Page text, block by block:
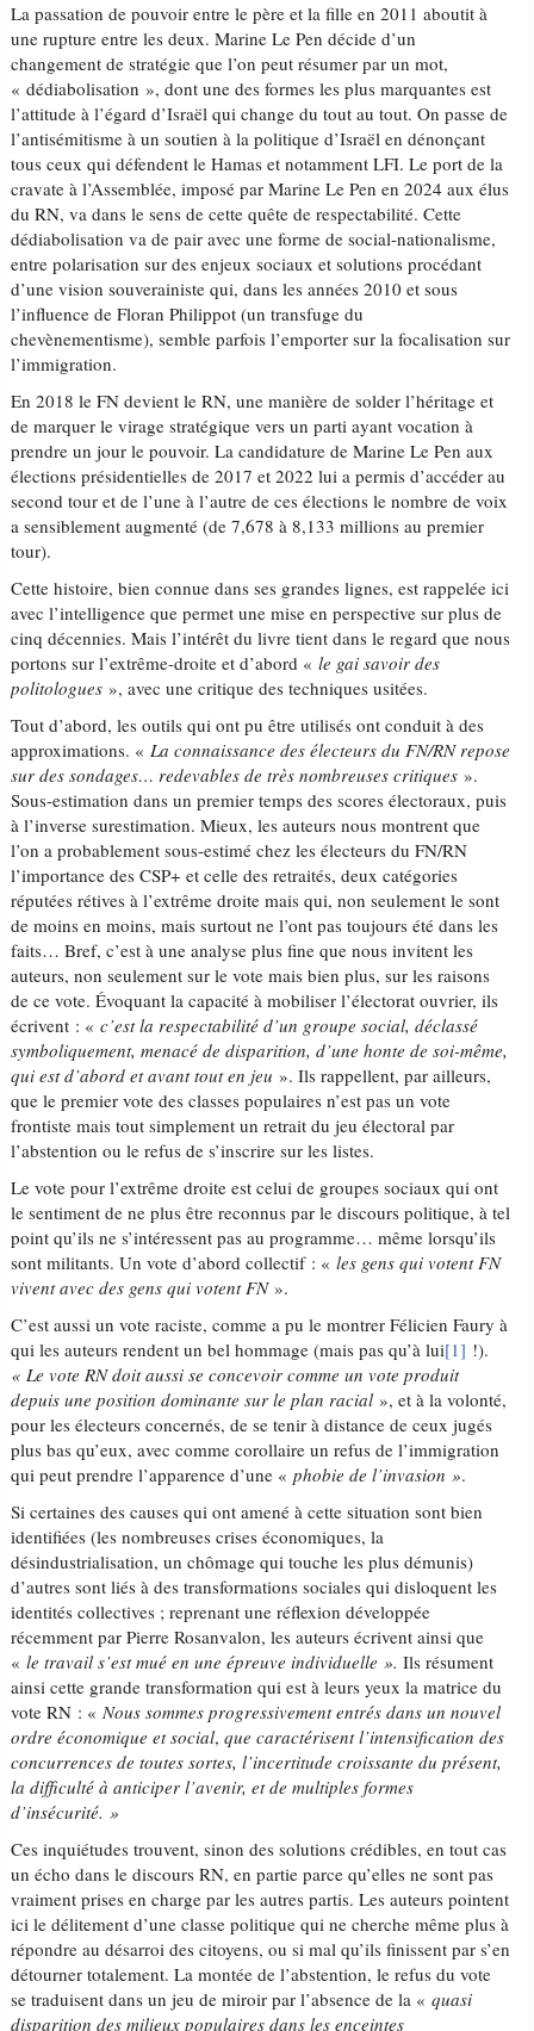
La passation de pouvoir entre le père et la fille en 2011 aboutit à
une rupture entre les deux. Marine Le Pen décide d’un
changement de stratégie que l’on peut résumer par un mot,
« dédiabolisation », dont une des formes les plus marquantes est
l’attitude à l’égard d’Israël qui change du tout au tout. On passe de
l’antisémitisme à un soutien à la politique d’Israël en dénonçant
tous ceux qui défendent le Hamas et notamment LFI. Le port de la
cravate à l’Assemblée, imposé par Marine Le Pen en 2024 aux élus
du RN, va dans le sens de cette quête de respectabilité. Cette
dédiabolisation va de pair avec une forme de social-nationalisme,
entre polarisation sur des enjeux sociaux et solutions procédant
d’une vision souverainiste qui, dans les années 2010 et sous
l’influence de Floran Philippot (un transfuge du
chevènementisme), semble parfois l’emporter sur la focalisation sur
l’immigration.
En 2018 le FN devient le RN, une manière de solder l’héritage et
de marquer le virage stratégique vers un parti ayant vocation à
prendre un jour le pouvoir. La candidature de Marine Le Pen aux
élections présidentielles de 2017 et 2022 lui a permis d’accéder au
second tour et de l’une à l’autre de ces élections le nombre de voix
a sensiblement augmenté (de 7,678 à 8,133 millions au premier
tour).
Cette histoire, bien connue dans ses grandes lignes, est rappelée ici
avec l’intelligence que permet une mise en perspective sur plus de
cinq décennies. Mais l’intérêt du livre tient dans le regard que nous
portons sur l’extrême-droite et d’abord «le gai savoir des
politologues », avec une critique des techniques usitées.
Tout d’abord, les outils qui ont pu être utilisés ont conduit à des
approximations. «La connaissance des électeurs du FN/RN repose
sur des sondages… redevables de très nombreuses critiques ».
Sous-estimation dans un premier temps des scores électoraux, puis
à l’inverse surestimation. Mieux, les auteurs nous montrent que
l’on a probablement sous-estimé chez les électeurs du FN/RN
l’importance des CSP+ et celle des retraités, deux catégories
réputées rétives à l’extrême droite mais qui, non seulement le sont
de moins en moins, mais surtout ne l’ont pas toujours été dans les
faits… Bref, c’est à une analyse plus fine que nous invitent les
auteurs, non seulement sur le vote mais bien plus, sur les raisons
de ce vote. Évoquant la capacité à mobiliser l’électorat ouvrier, ils
écrivent : «c’est la respectabilité d’un groupe social, déclassé
symboliquement, menacé de disparition, d’une honte de soi-même,
qui est d’abord et avant tout en jeu ». Ils rappellent, par ailleurs,
que le premier vote des classes populaires n’est pas un vote
frontiste mais tout simplement un retrait du jeu électoral par
l’abstention ou le refus de s’inscrire sur les listes.
Le vote pour l’extrême droite est celui de groupes sociaux qui ont
le sentiment de ne plus être reconnus par le discours politique, à tel
point qu’ils ne s’intéressent pas au programme… même lorsqu’ils
sont militants. Un vote d’abord collectif : «les gens qui votent FN
vivent avec des gens qui votent FN».
C’est aussi un vote raciste, comme a pu le montrer Félicien Faury à
qui les auteurs rendent un bel hommage (mais pas qu’à lui[1] !).
« Le vote RN doit aussi se concevoir comme un vote produit
depuis une position dominante sur le plan racial», et à la volonté,
pour les électeurs concernés, de se tenir à distance de ceux jugés
plus bas qu’eux, avec comme corollaire un refus de l’immigration
qui peut prendre l’apparence d’une «phobie de l’invasion ».
Si certaines des causes qui ont amené à cette situation sont bien
identifiées (les nombreuses crises économiques, la
désindustrialisation, un chômage qui touche les plus démunis)
d’autres sont liés à des transformations sociales qui disloquent les
identités collectives ; reprenant une réflexion développée
récemment par Pierre Rosanvalon, les auteurs écrivent ainsi que
«le travail s’est mué en une épreuve individuelle ». Ils résument
ainsi cette grande transformation qui est à leurs yeux la matrice du
vote RN : «Nous sommes progressivement entrés dans un nouvel
ordre économique et social,que caractérisent l’intensification des
concurrences de toutes sortes, l’incertitude croissante du présent,
la difficulté à anticiper l’avenir, et de multiples formes
d’insécurité. »
Ces inquiétudes trouvent, sinon des solutions crédibles, en tout cas
un écho dans le discours RN, en partie parce qu’elles ne sont pas
vraiment prises en charge par les autres partis. Les auteurs pointent
ici le délitement d’une classe politique qui ne cherche même plus à
répondre au désarroi des citoyens, ou si mal qu’ils finissent par s’en
détourner totalement. La montée de l’abstention, le refus du vote
se traduisent dans un jeu de miroir par l’absence de la «quasi
disparition des milieux populaires dans les enceintes